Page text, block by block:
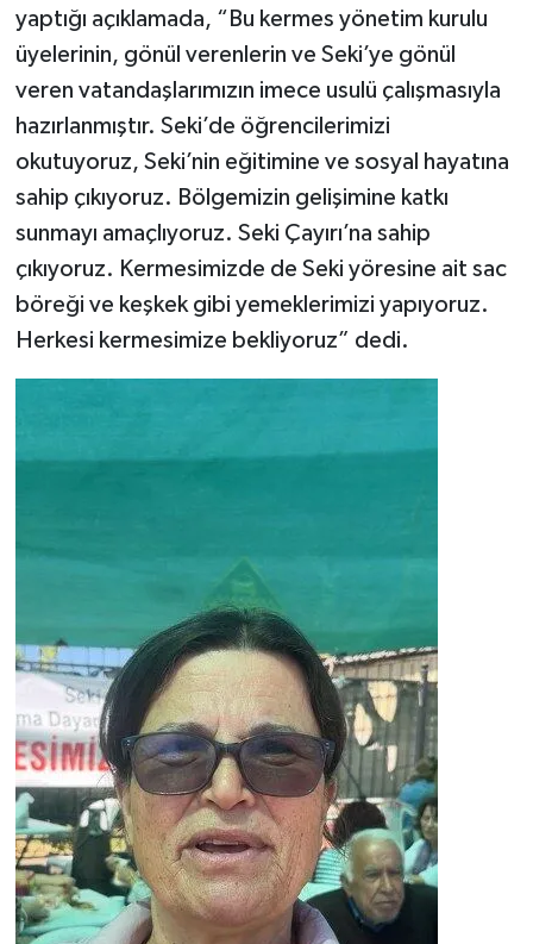
yaptığı açıklamada, “Bu kermes yönetim kurulu
üyelerinin, gönül verenlerin ve Seki’ye gönül
veren vatandaşlarımızın imece usulü çalışmasıyla
hazırlanmıştır. Seki’de öğrencilerimizi
okutuyoruz, Seki’nin eğitimine ve sosyal hayatına
sahip çıkıyoruz. Bölgemizin gelişimine katkı
sunmayı amaçlıyoruz. Seki Çayırı’na sahip
çıkıyoruz. Kermesimizde de Seki yöresine ait sac
böreği ve keşkek gibi yemeklerimizi yapıyoruz.
Herkesi kermesimize bekliyoruz” dedi.